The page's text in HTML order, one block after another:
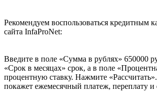
Рекомендуем воспользоваться кредитным
сайта InfaProNet:
Введите в поле «Сумма в рублях» 650000
«Срок в месяцах» срок, а в поле
процентную ставку. Нажмите
покажет ежемесячный платеж, переплату